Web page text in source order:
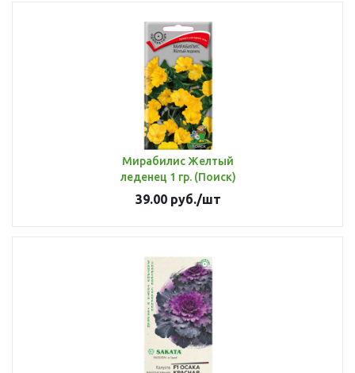
Мирабилис Желтый
леденец 1 гр. (Поиск)
39.00руб./шт